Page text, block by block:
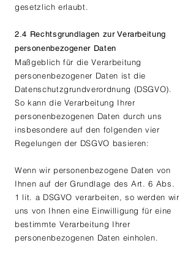
gesetzlich erlaubt.
2.4 Rechtsgrundlagen zur Verarbeitung
personenbezogener Daten
Maßgeblich für die Verarbeitung
personenbezogener Daten ist die
Datenschutzgrundverordnung (DSGVO).
So kann die Verarbeitung Ihrer
personenbezogenen Daten durch uns
insbesondere auf den folgenden vier
Regelungen der DSGVO basieren:
Wenn wir personenbezogene Daten von
Ihnen auf der Grundlage des Art. 6 Abs.
1 lit. a DSGVO verarbeiten, so werden wir
uns von Ihnen eine Einwilligung für eine
bestimmte Verarbeitung Ihrer
personenbezogenen Daten einholen.